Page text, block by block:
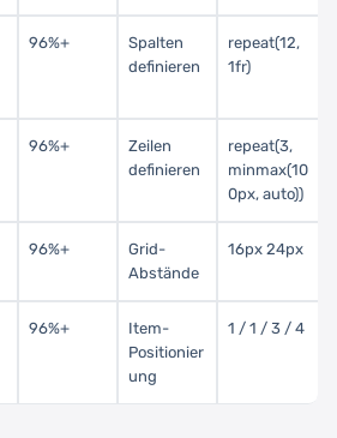
96%+
Spalten
definieren
repeat(12,
1fr)
96%+
Zeilen
definieren
repeat(3,
minmax(10
0px, auto))
96%+
Grid-
Abstände
16px 24px
96%+
Item-
Positionier
ung
1 / 1 / 3 / 4